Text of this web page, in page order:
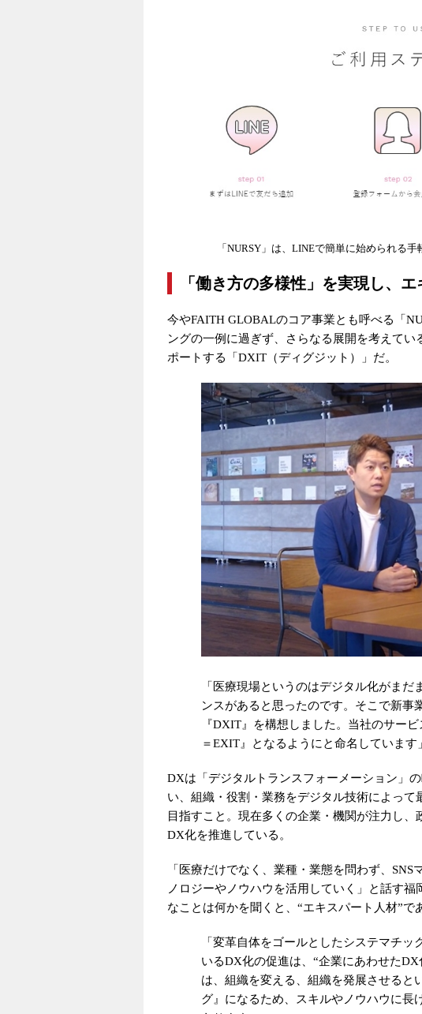
「NURSY」は、LINEで簡単に始められる手
「働き方の多様性」を実現し、
今やFAITH GLOBALのコア事業とも呼べる「
ングの一例に過ぎず、さらなる展開を考えて
ポートする「DXIT（ディグジット）」だ。
「医療現場というのはデジタル化がま
ンスがあると思ったのです。そこで新事
『DXIT』を構想しました。当社のサー
＝EXIT』となるようにと命名しています」
DXは「デジタルトランスフォーメーション」
い、組織・役割・業務をデジタル技術によっ
目指すこと。現在多くの企業・機関が注力し、
DX化を推進している。
「医療だけでなく、業種・業態を問わず、
ノロジーやノウハウを活用していく」と話す
なことは何かを聞くと、“エキスパート人材”で
「変革自体をゴールとしたシステマチ
いるDX化の促進は、“企業にあわせた
は、組織を変える、組織を発展させると
グ』になるため、スキルやノウハウに長